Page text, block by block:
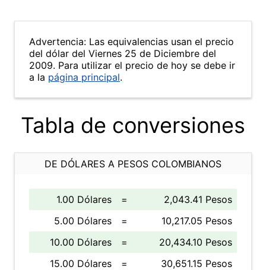
Advertencia: Las equivalencias usan el precio
del dólar del Viernes 25 de Diciembre del
2009. Para utilizar el precio de hoy se debe ir
a la página principal.
Tabla de conversiones
DE DÓLARES A PESOS COLOMBIANOS
1.00 Dólares =
2,043.41 Pesos
5.00 Dólares
=
10,217.05 Pesos
10.00 Dólares
=
20,434.10 Pesos
15.00 Dólares
=
30,651.15 Pesos